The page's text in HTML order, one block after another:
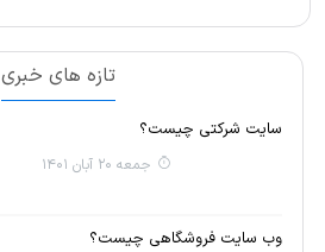
تازه های خبری
سایت شرکتی چیست؟
جمعه 20 آبان 1401
وب سایت فروشگاهی چیست؟